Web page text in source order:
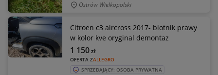
Ostrów Wielkopolski
Citroen c3 aircross 2017- blotnik prawy
w kolor kve oryginal demontaz
OFERTA ZALLEGRO
1 150zł
SPRZEDAJĄCY: OSOBA PRYWATNA